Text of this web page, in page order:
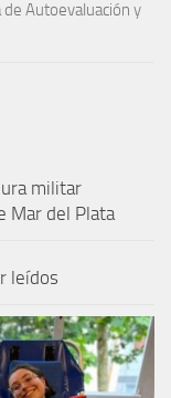
Autoevaluación y
militar
Mar del Plata
leídos